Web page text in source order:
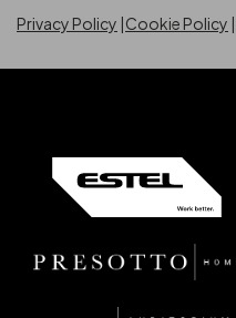
Privacy Policy Cookie Policy